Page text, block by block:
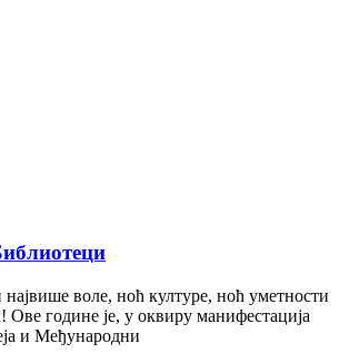
воле, ноћ културе, ноћ уметности
Ове године је, у оквиру манифестација
и Међународни